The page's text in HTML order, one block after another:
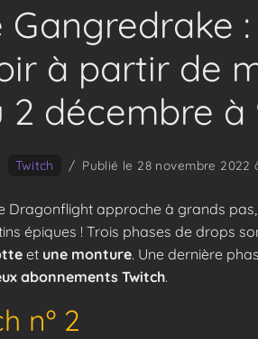
Gangredrake
à partir de
2 décembre à
Twitch / Publié le 28 novembre 2022
Dragonflight approche à grands
épiques ! Trois phases de drops
et une monture. Une dernière
abonnements Twitch.
nº 2